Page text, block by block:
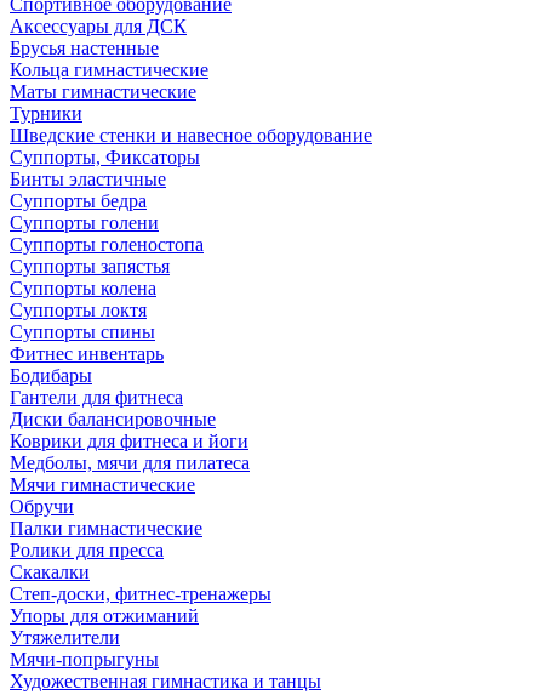
Спортивное оборудование
Аксессуары для ДСК
Брусья настенные
Кольца гимнастические
Маты гимнастические
Турники
Шведские стенки и навесное оборудование
Суппорты, Фиксаторы
Бинты эластичные
Суппорты бедра
Суппорты голени
Суппорты голеностопа
Суппорты запястья
Суппорты колена
Суппорты локтя
Суппорты спины
Фитнес инвентарь
Бодибары
Гантели для фитнеса
Диски балансировочные
Коврики для фитнеса и йоги
Медболы, мячи для пилатеса
Мячи гимнастические
Обручи
Палки гимнастические
Ролики для пресса
Скакалки
Степ-доски, фитнес-тренажеры
Упоры для отжиманий
Утяжелители
Мячи-попрыгуны
Художественная гимнастика и танцы